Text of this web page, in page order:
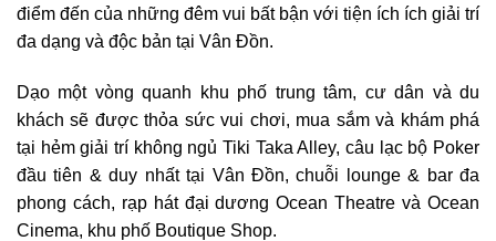
điểm đến của những đêm vui bất bận với tiện ích ích giải trí
đa dạng và độc bản tại Vân Đồn.
Dạo một vòng quanh khu phố trung tâm, cư dân và du
khách sẽ được thỏa sức vui chơi, mua sắm và khám phá
tại hẻm giải trí không ngủ Tiki Taka Alley, câu lạc bộ Poker
đầu tiên & duy nhất tại Vân Đồn, chuỗi lounge & bar đa
phong cách, rạp hát đại dương Ocean Theatre và Ocean
Cinema, khu phố Boutique Shop.